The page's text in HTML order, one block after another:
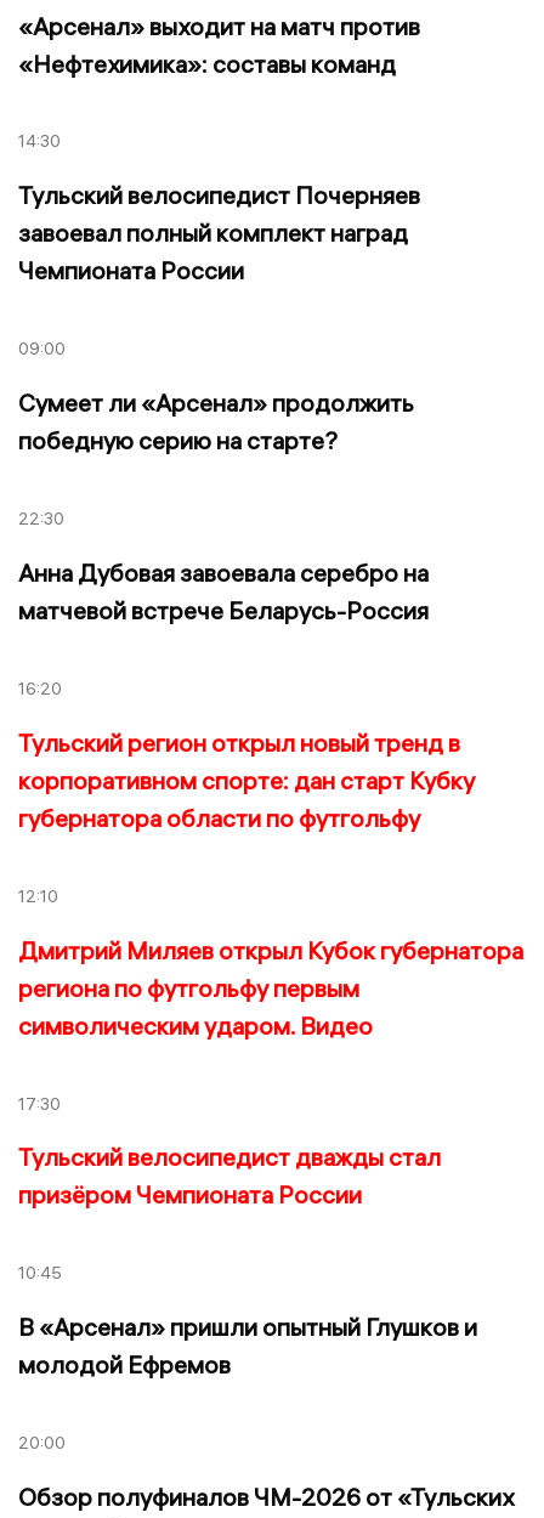
«Арсенал» выходит на матч против
«Нефтехимика»: составы команд
14:30
Тульский велосипедист Почерняев
завоевал полный комплект наград
Чемпионата России
09:00
Сумеет ли «Арсенал» продолжить
победную серию на старте?
22:30
Анна Дубовая завоевала серебро на
матчевой встрече Беларусь-Россия
16:20
Тульский регион открыл новый тренд в
корпоративном спорте: дан старт Кубку
губернатора области по футгольфу
12:10
Дмитрий Миляев открыл Кубок губернатора
региона по футгольфу первым
символическим ударом. Видео
17:30
Тульский велосипедист дважды стал
призёром Чемпионата России
10:45
В «Арсенал» пришли опытный Глушков и
молодой Ефремов
20:00
Обзор полуфиналов ЧМ-2026 от «Тульских